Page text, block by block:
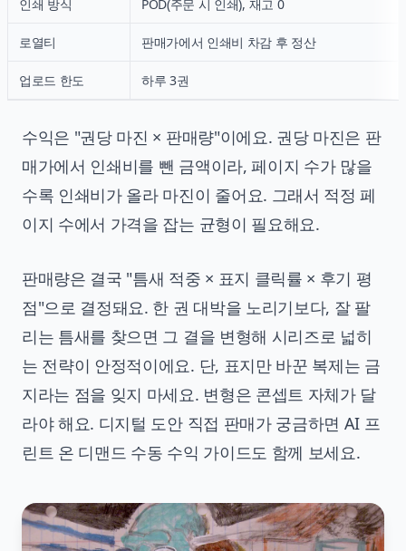
인쇄 방식 POD(주문 시 인쇄), 재고 0
로열티 판매가에서 인쇄비 차감 후 정산
업로드 한도 하루 3권
수익은 "권당 마진 × 판매량"이에요. 권당 마진은 판
매가에서 인쇄비를 뺀 금액이라, 페이지 수가 많을
수록 인쇄비가 올라 마진이 줄어요. 그래서 적정 페
이지 수에서 가격을 잡는 균형이 필요해요.
판매량은 결국 "틈새 적중 × 표지 클릭률 × 후기 평
점"으로 결정돼요. 한 권 대박을 노리기보다, 잘 팔
리는 틈새를 찾으면 그 결을 변형해 시리즈로 넓히
는 전략이 안정적이에요. 단, 표지만 바꾼 복제는 금
지라는 점을 잊지 마세요. 변형은 콘셉트 자체가 달
라야 해요. 디지털 도안 직접 판매가 궁금하면 AI 프
린트 온 디맨드 수동 수익 가이드 도 함께 보세요.